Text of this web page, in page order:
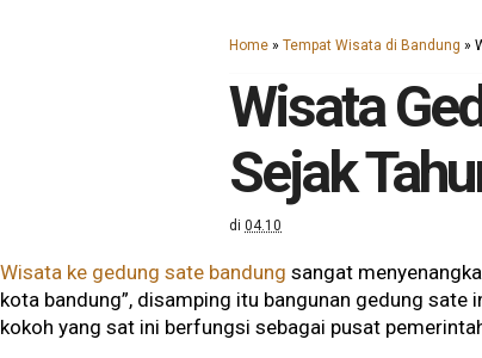
Home » Tempat Wisata di Bandung »
Wisata
Sejak
di 04.10
Wisata ke gedung sate bandung sangat
kota bandung”, disamping itu bangunan gedung
kokoh yang sat ini berfungsi sebagai pusat